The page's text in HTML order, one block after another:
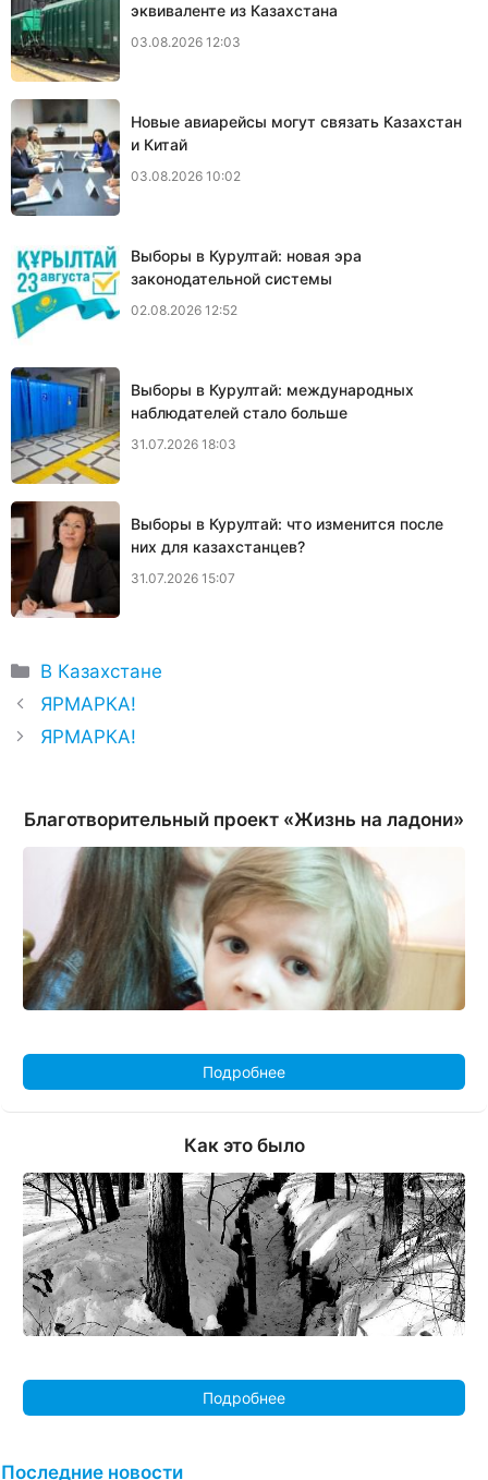
эквиваленте из Казахстана
03.08.2026 12:03
Новые авиарейсы могут связать Казахстан
и Китай
03.08.2026 10:02
Выборы в Курултай: новая эра
законодательной системы
02.08.2026 12:52
Выборы в Курултай: международных
наблюдателей стало больше
31.07.2026 18:03
Выборы в Курултай: что изменится после
них для казахстанцев?
31.07.2026 15:07
Рубрики
В Казахстане
ЯРМАРКА!
ЯРМАРКА!
Благотворительный проект «Жизнь на ладони»
Подробнее
Как это было
Подробнее
Последние новости